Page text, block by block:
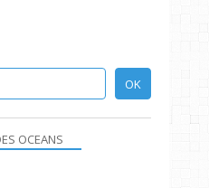
OCEANS